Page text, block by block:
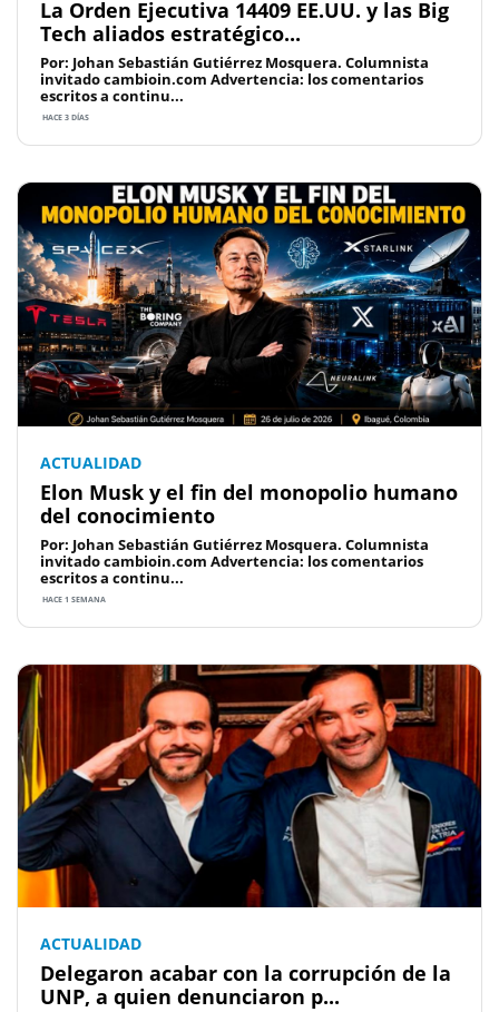
La Orden Ejecutiva 14409 EE.UU. y las Big
Tech aliados estratégico...
Por: Johan Sebastián Gutiérrez Mosquera. Columnista
invitado cambioin.com Advertencia: los comentarios
escritos a continu...
HACE 3 DÍAS
ACTUALIDAD
Elon Musk y el fin del monopolio humano
del conocimiento
Por: Johan Sebastián Gutiérrez Mosquera. Columnista
invitado cambioin.com Advertencia: los comentarios
escritos a continu...
HACE 1 SEMANA
ACTUALIDAD
Delegaron acabar con la corrupción de la
UNP, a quien denunciaron p...